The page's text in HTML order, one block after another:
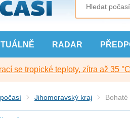
RADAR
se tropické teploty, zítra až 35 °C
Jihomoravský kraj Bohaté